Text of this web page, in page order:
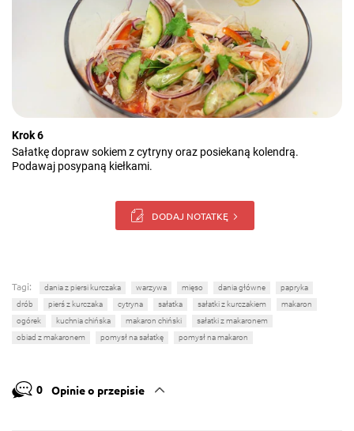
Krok 6
Sałatkę dopraw sokiem z cytryny oraz posiekaną kolendrą.
Podawaj posypaną kiełkami.
DODAJ NOTATKĘ
Tagi: dania z piersi kurczaka warzywa mięso dania główne
papryka
drób
pierś z kurczaka cytryna sałatka sałatki z kurczakiem
makaron
ogórek
kuchnia chińska makaron chiński
sałatki z makaronem
obiad z makaronem
pomysł na sałatkę pomysł na makaron
0 Opinie o przepisie